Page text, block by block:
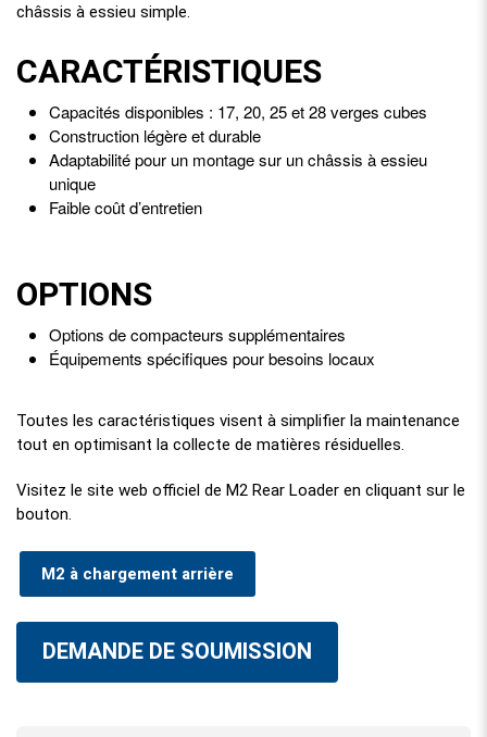
châssis à essieu simple.
CARACTÉRISTIQUES
Capacités disponibles : 17, 20, 25 et 28 verges cubes
Construction légère et durable
Adaptabilité pour un montage sur un châssis à essieu
unique
Faible coût d’entretien
OPTIONS
Options de compacteurs supplémentaires
Équipements spécifiques pour besoins locaux
Toutes les caractéristiques visent à simplifier la maintenance
tout en optimisant la collecte de matières résiduelles.
Visitez le site web officiel de M2 Rear Loader en cliquant sur le
bouton.
M2 à chargement arrière
DEMANDE DE SOUMISSION